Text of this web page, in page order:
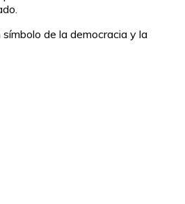
de la democracia y la